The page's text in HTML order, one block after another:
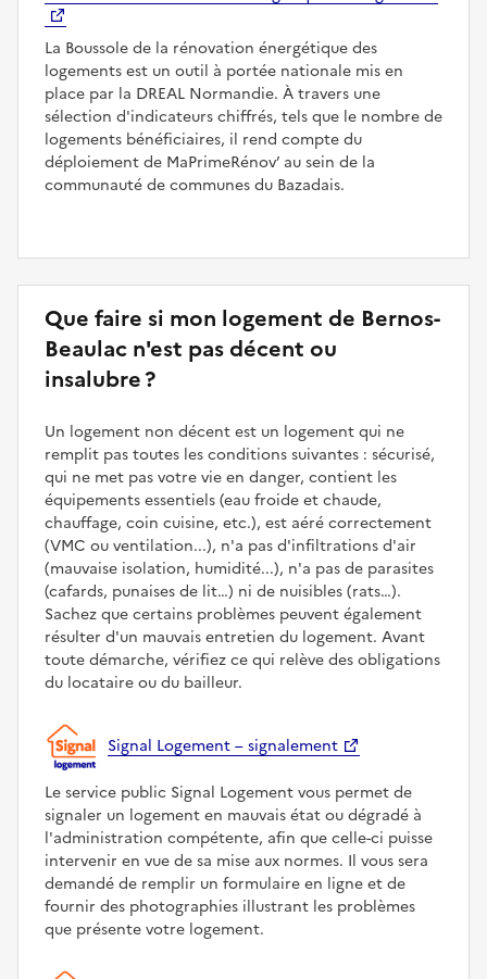
La Boussole de la rénovation énergétique des
logements est un outil à portée nationale mis en
place par la DREAL Normandie. À travers une
sélection d'indicateurs chiffrés, tels que le nombre de
logements bénéficiaires, il rend compte du
déploiement de MaPrimeRénov’ au sein de la
communauté de communes du Bazadais.
Que faire si mon logement de Bernos-
Beaulac n'est pas décent ou
insalubre ?
Un logement non décent est un logement qui ne
remplit pas toutes les conditions suivantes : sécurisé,
qui ne met pas votre vie en danger, contient les
équipements essentiels (eau froide et chaude,
chauffage, coin cuisine, etc.), est aéré correctement
(VMC ou ventilation...), n'a pas d'infiltrations d'air
(mauvaise isolation, humidité...), n'a pas de parasites
(cafards, punaises de lit…) ni de nuisibles (rats…).
Sachez que certains problèmes peuvent également
résulter d'un mauvais entretien du logement. Avant
toute démarche, vérifiez ce qui relève des obligations
du locataire ou du bailleur.
Signal Logement – signalement
Le service public Signal Logement vous permet de
signaler un logement en mauvais état ou dégradé à
l'administration compétente, afin que celle-ci puisse
intervenir en vue de sa mise aux normes. Il vous sera
demandé de remplir un formulaire en ligne et de
fournir des photographies illustrant les problèmes
que présente votre logement.